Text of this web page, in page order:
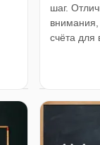
шаг.
внимания,
счёта для